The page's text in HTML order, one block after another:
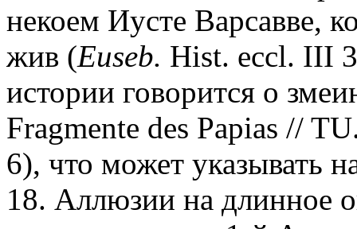
некоем Иусте Варсавве,
жив (Euseb. Hist. eccl. III
истории говорится о
Fragmente des Papias //
6), что может указывать
18. Аллюзии на длинное